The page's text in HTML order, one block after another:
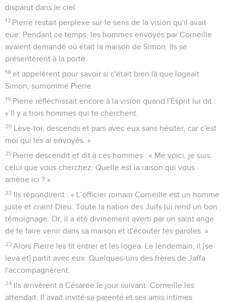
disparut dans le ciel.
17 Pierre restait perplexe sur le sens de la vision qu'il avait
eue. Pendant ce temps, les hommes envoyés par Corneille
avaient demandé où était la maison de Simon. Ils se
présentèrent à la porte
18 et appelèrent pour savoir si c'était bien là que logeait
Simon, surnommé Pierre.
19 Pierre réfléchissait encore à la vision quand l'Esprit lui dit :
« Il y a trois hommes qui te cherchent.
20 Lève-toi, descends et pars avec eux sans hésiter, car c'est
moi qui les ai envoyés. »
21 Pierre descendit et dit à ces hommes : « Me voici, je suis
celui que vous cherchez. Quelle est la raison qui vous
amène ici ? »
22 Ils répondirent : « L’officier romain Corneille est un homme
juste et craint Dieu. Toute la nation des Juifs lui rend un bon
témoignage. Or, il a été divinement averti par un saint ange
de te faire venir dans sa maison et d'écouter tes paroles. »
23 Alors Pierre les fit entrer et les logea. Le lendemain, il [se
leva et] partit avec eux. Quelques-uns des frères de Jaffa
l'accompagnèrent.
24 Ils arrivèrent à Césarée le jour suivant. Corneille les
attendait. Il avait invité sa parenté et ses amis intimes.